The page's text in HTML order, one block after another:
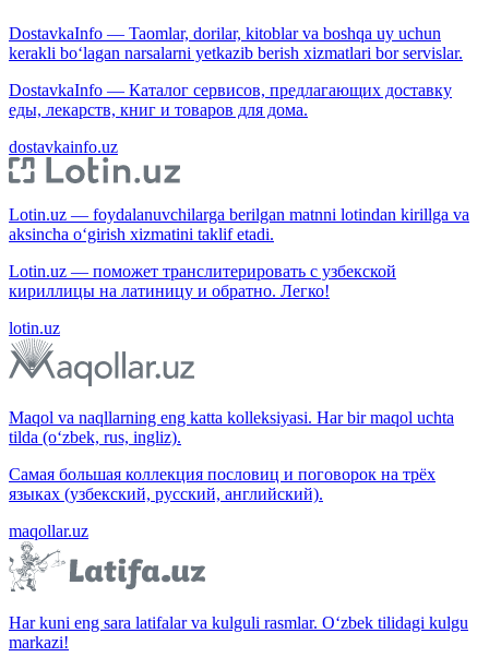
DostavkaInfo — Taomlar, dorilar, kitoblar va boshqa uy uchun
kerakli bo‘lagan narsalarni yetkazib berish xizmatlari bor servislar.
DostavkaInfo — Каталог сервисов, предлагающих доставку
еды, лекарств, книг и товаров для дома.
dostavkainfo.uz
Lotin.uz — foydalanuvchilarga berilgan matnni lotindan kirillga va
aksincha o‘girish xizmatini taklif etadi.
Lotin.uz — поможет транслитерировать с узбекской
кириллицы на латиницу и обратно. Легко!
lotin.uz
Maqol va naqllarning eng katta kolleksiyasi. Har bir maqol uchta
tilda (o‘zbek, rus, ingliz).
Самая большая коллекция пословиц и поговорок на трёх
языках (узбекский, русский, английский).
maqollar.uz
Har kuni eng sara latifalar va kulguli rasmlar. O‘zbek tilidagi kulgu
markazi!